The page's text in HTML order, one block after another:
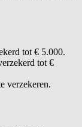
tot € 5.000.
tot €
verzekeren.